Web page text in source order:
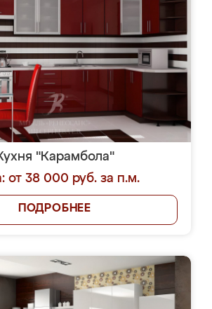
"Карамбола"
от 38 000 руб. за п.м.
ПОДРОБНЕЕ